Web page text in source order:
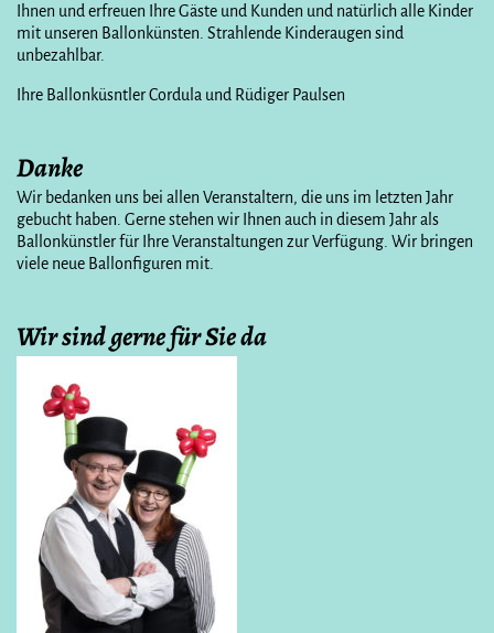
Ihnen und erfreuen Ihre Gäste und Kunden und natürlich alle Kinder
mit unseren Ballonkünsten. Strahlende Kinderaugen sind
unbezahlbar.
Ihre Ballonküsntler Cordula und Rüdiger Paulsen
Danke
Wir bedanken uns bei allen Veranstaltern, die uns im letzten Jahr
gebucht haben. Gerne stehen wir Ihnen auch in diesem Jahr als
Ballonkünstler für Ihre Veranstaltungen zur Verfügung. Wir bringen
viele neue Ballonfiguren mit.
Wir sind gerne für Sie da